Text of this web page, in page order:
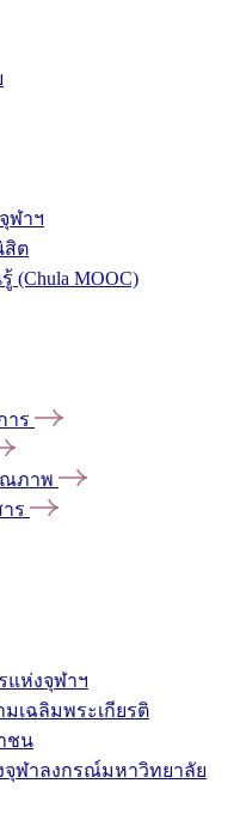
ฬาฯ
สิต
(Chula MOOC)
าร
ณภาพ
ร
แห่งจุฬาฯ
เฉลิมพระเกียรติ
ชน
ฬาลงกรณ์มหาวิทยาลัย